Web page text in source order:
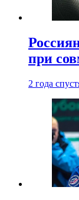
при
2 года